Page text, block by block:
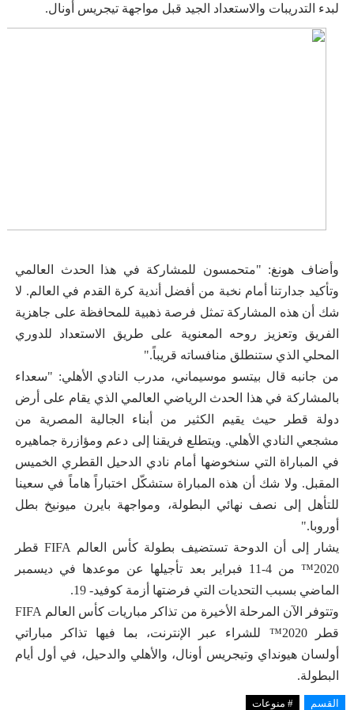
لبدء التدريبات والاستعداد الجيد قبل مواجهة تيجريس أونال.
وأضاف هونغ: "متحمسون للمشاركة في هذا الحدث العالمي
وتأكيد جدارتنا أمام نخبة من أفضل أندية كرة القدم في العالم. لا
شك أن هذه المشاركة تمثل فرصة ذهبية للمحافظة على جاهزية
الفريق وتعزيز روحه المعنوية على طريق الاستعداد للدوري
المحلي الذي ستنطلق منافساته قريباً."
من جانبه قال بيتسو موسيماني، مدرب النادي الأهلي: "سعداء
بالمشاركة في هذا الحدث الرياضي العالمي الذي يقام على أرض
دولة قطر حيث يقيم الكثير من أبناء الجالية المصرية من
مشجعي النادي الأهلي. ويتطلع فريقنا إلى دعم ومؤازرة جماهيره
في المباراة التي سنخوضها أمام نادي الدحيل القطري الخميس
المقبل. ولا شك أن هذه المباراة ستشكّل اختباراً هاماً في سعينا
للتأهل إلى نصف نهائي البطولة، ومواجهة بايرن ميونيخ بطل
أوروبا."
يشار إلى أن الدوحة تستضيف بطولة كأس العالم FIFA قطر
2020™️ من 4-11 فبراير بعد تأجيلها عن موعدها في ديسمبر
الماضي بسبب التحديات التي فرضتها أزمة كوفيد- 19.
وتتوفر الآن المرحلة الأخيرة من تذاكر مباريات كأس العالم FIFA
قطر 2020™️ للشراء عبر الإنترنت، بما فيها تذاكر مباراتي
أولسان هيونداي وتيجريس أونال، والأهلي والدحيل، في أول أيام
البطولة.
القسم # منوعات